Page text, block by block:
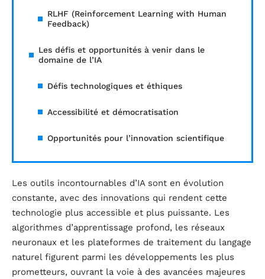
RLHF (Reinforcement Learning with Human
Feedback)
Les défis et opportunités à venir dans le
domaine de l’IA
Défis technologiques et éthiques
Accessibilité et démocratisation
Opportunités pour l’innovation scientifique
Les outils incontournables d’IA sont en évolution
constante, avec des innovations qui rendent cette
technologie plus accessible et plus puissante. Les
algorithmes d’apprentissage profond, les réseaux
neuronaux et les plateformes de traitement du langage
naturel figurent parmi les développements les plus
prometteurs, ouvrant la voie à des avancées majeures